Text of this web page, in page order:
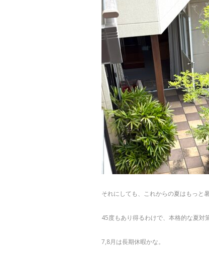
それにしても、これからの夏はもっと
45度もあり得るわけで、本格的な夏対
7,8月は長期休暇かな。